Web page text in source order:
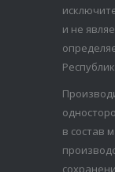
и не
в состав